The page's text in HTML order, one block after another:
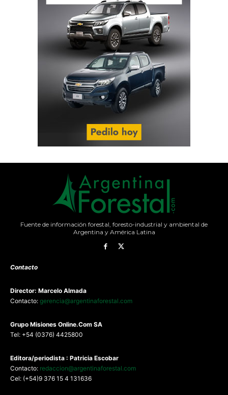
Fuente de información forestal, foresto-industrial y ambiental de
Argentina y América Latina
Contacto
Director: Marcelo Almada
Contacto: gerencia@argentinaforestal.com
Grupo Misiones Online.Com SA
Tel: +54 (0376) 4425800
Editora/periodista : Patricia Escobar
Contacto: redaccion@argentinaforestal.com
Cel: (+54)9 376 15 4 131636